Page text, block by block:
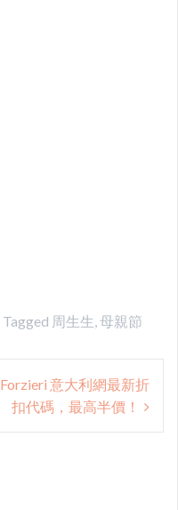
Tagged 周生生,母親節
Forzieri 意大利網最新折
扣代碼，最高半價！